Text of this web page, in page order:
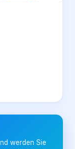
werden Sie